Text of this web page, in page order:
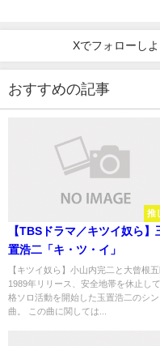
Xでフォローしよ
おすすめの記事
推
【TBSドラマ／キツイ奴ら】
置浩二「キ・ツ・イ」
【キツイ奴ら】小山内完二と大曾根
1989年リリース、安全地帯を休止し
格ソロ活動を開始した玉置浩二のシ
曲。 この曲に関しては...